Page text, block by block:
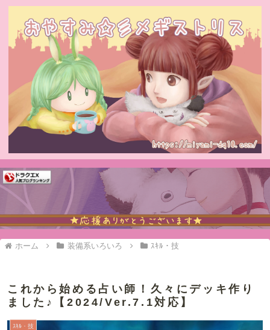
ホーム 装備系いろいろ ｽｷﾙ・技
これから始める占い師！久々にデッキ作り
ました♪【2024/Ver.7.1対応】
ｽｷﾙ・技